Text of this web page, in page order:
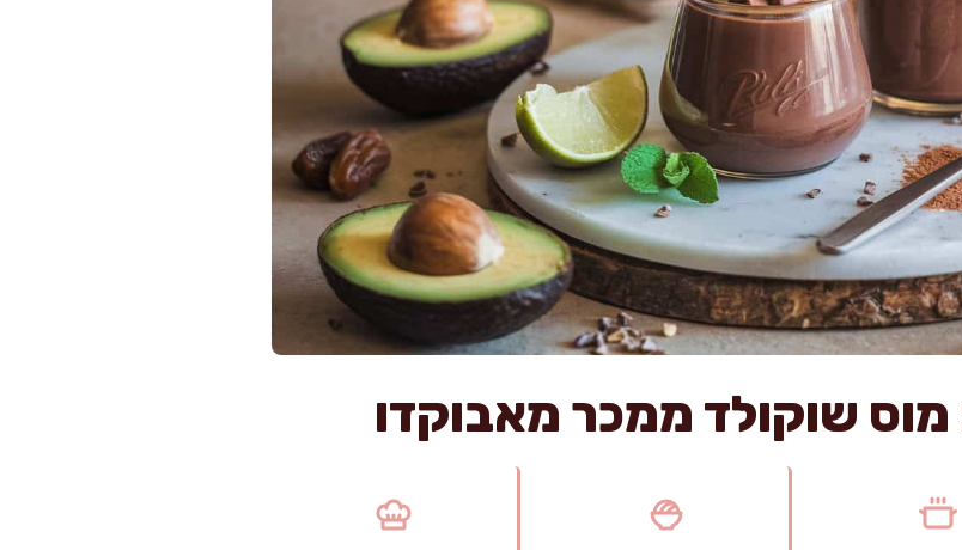
שוקולד ממכר מאבוקדו